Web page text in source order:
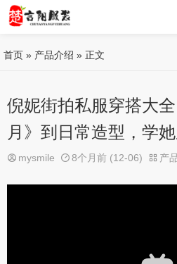
首页 » 产品介绍 » 正文
倪妮街拍私服穿搭大
月》到日常造型，学
mysmile 8个月前 (12-06) 产